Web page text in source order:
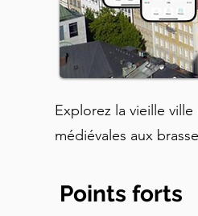
Explorez la vieille
médiévales aux
Points forts